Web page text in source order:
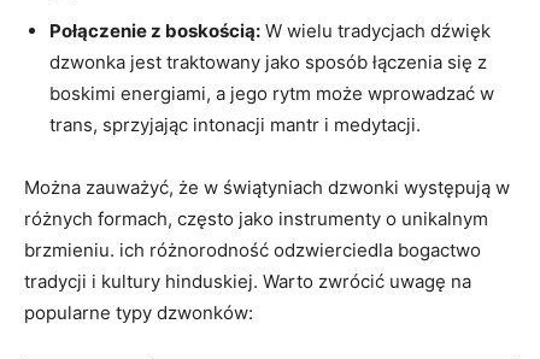
Połączenie z boskością: W wielu tradycjach dźwięk⁢
dzwonka jest traktowany jako sposób łączenia się z
boskimi energiami, a jego rytm może wprowadzać w
trans, sprzyjając intonacji mantr i medytacji.
Można⁤ zauważyć, że w ‌świątyniach dzwonki występują w
różnych formach, często ‍jako instrumenty o unikalnym
brzmieniu. ich różnorodność odzwierciedla bogactwo
tradycji i kultury hinduskiej. Warto zwrócić uwagę na
popularne typy ‍dzwonków: